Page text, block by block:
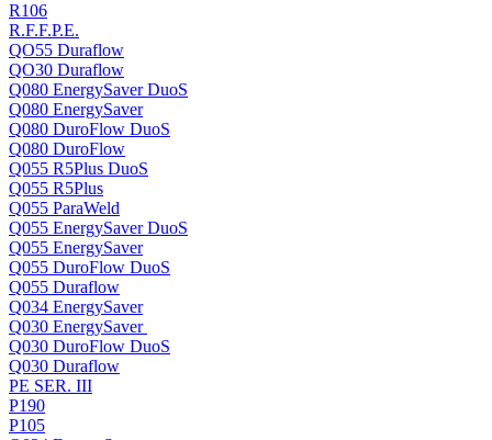
R106
R.F.F.P.E.
QO55 Duraflow
QO30 Duraflow
Q080 EnergySaver DuoS
Q080 EnergySaver
Q080 DuroFlow DuoS
Q080 DuroFlow
Q055 R5Plus DuoS
Q055 R5Plus
Q055 ParaWeld
Q055 EnergySaver DuoS
Q055 EnergySaver
Q055 DuroFlow DuoS
Q055 Duraflow
Q034 EnergySaver
Q030 EnergySaver
Q030 DuroFlow DuoS
Q030 Duraflow
PE SER. III
P190
P105